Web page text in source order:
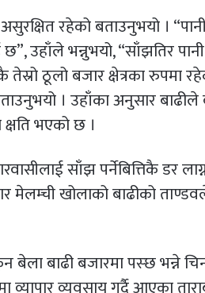
रहेको बताउनुभयो ।
उहाँले भन्नुभयो, “साँझतिर
तेस्रो ठूलो बजार क्षेत्रका रुपमा
। उहाँका अनुसार बाढीले
भएको छ ।
साँझ पर्नेबित्तिकै डर
मेलम्ची खोलाको बाढीको
बेला बाढी बजारमा पस्छ भन्ने